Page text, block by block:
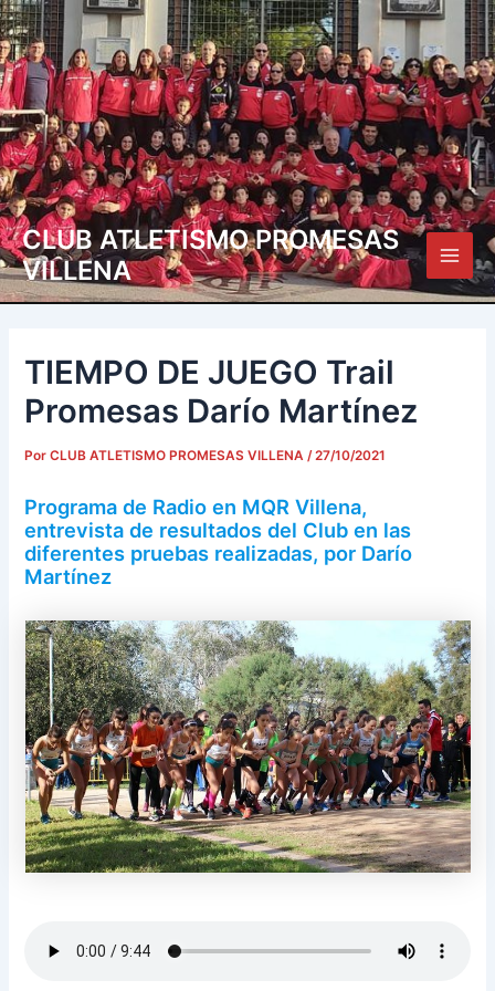
Ir
al
contenido
CLUB ATLETISMO PROMESAS
VILLENA
Main
TIEMPO DE JUEGO Trail
Promesas Darío Martínez
PorCLUB ATLETISMO PROMESAS VILLENA/27/10/2021
Programa de Radio en MQR Villena,
entrevista de resultados del Club en las
diferentes pruebas realizadas, por Darío
Martínez
Navegación
de
entradas